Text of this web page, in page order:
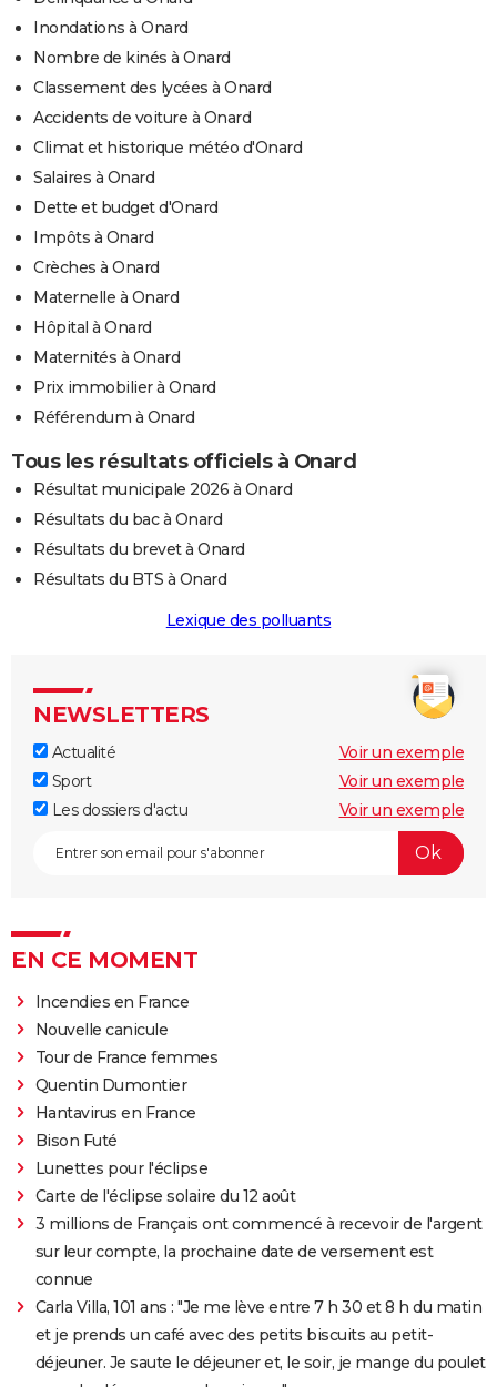
Inondations à Onard
Nombre de kinés à Onard
Classement des lycées à Onard
Accidents de voiture à Onard
Climat et historique météo d'Onard
Salaires à Onard
Dette et budget d'Onard
Impôts à Onard
Crèches à Onard
Maternelle à Onard
Hôpital à Onard
Maternités à Onard
Prix immobilier à Onard
Référendum à Onard
Tous les résultats officiels à Onard
Résultat municipale 2026 à Onard
Résultats du bac à Onard
Résultats du brevet à Onard
Résultats du BTS à Onard
Lexique des polluants
NEWSLETTERS
Actualité
Voir un exemple
Sport
Voir un exemple
Les dossiers d'actu
Voir un exemple
EN CE MOMENT
Incendies en France
Nouvelle canicule
Tour de France femmes
Quentin Dumontier
Hantavirus en France
Bison Futé
Lunettes pour l'éclipse
Carte de l'éclipse solaire du 12 août
3 millions de Français ont commencé à recevoir de l'argent
sur leur compte, la prochaine date de versement est
connue
Carla Villa, 101 ans : "Je me lève entre 7 h 30 et 8 h du matin
et je prends un café avec des petits biscuits au petit-
déjeuner. Je saute le déjeuner et, le soir, je mange du poulet